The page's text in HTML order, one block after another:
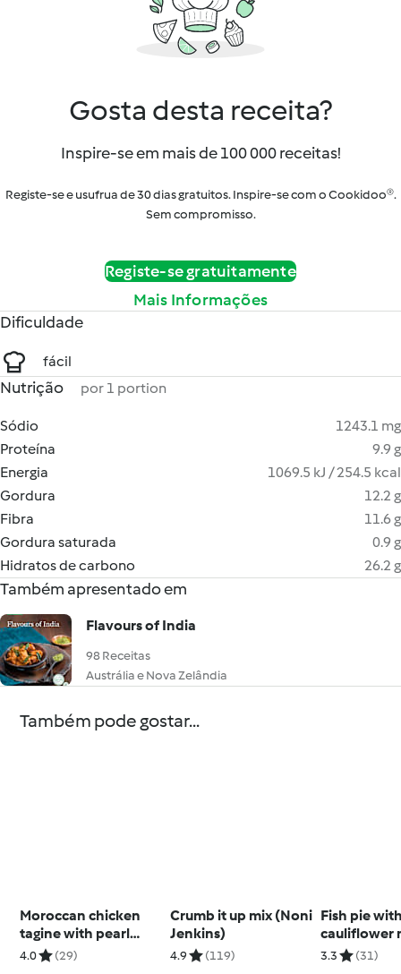
Gosta desta receita?
Inspire-se em mais de 100 000 receitas!
Registe-se e usufrua de 30 dias gratuitos. Inspire-se com o Cookidoo®.
Sem compromisso.
Registe-se gratuitamente
Mais Informações
Dificuldade
fácil
Nutrição por 1 portion
Sódio
1243.1 mg
Proteína
9.9 g
Energia
1069.5 kJ / 254.5 kcal
Gordura
12.2 g
Fibra
11.6 g
Gordura saturada
0.9 g
Hidratos de carbono
26.2 g
Também apresentado em
Flavours of India
98 Receitas
Austrália e Nova Zelândia
Também pode gostar...
Moroccan chicken
tagine with pearl
couscous
4.0 (29)
Crumb it up mix (Noni
Jenkins)
4.9 (119)
Fish pie
cauliflower
3.3 (31)